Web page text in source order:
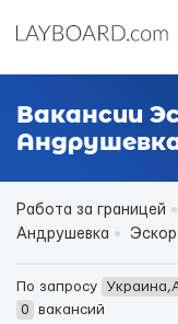
Вакансии
Работа за границей
Андрушевка
По запросу
0
вакансий